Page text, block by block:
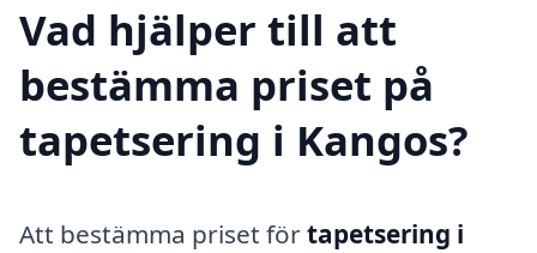
Vad hjälper till att
bestämma priset på
tapetsering i Kangos?
Att bestämma priset förtapetsering i